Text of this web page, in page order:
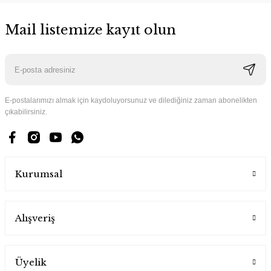
Mail listemize kayıt olun
E-postalarımızı almak için kaydoluyorsunuz ve dilediğiniz zaman abonelikten
çıkabilirsiniz.
Kurumsal
Alışveriş
Üyelik